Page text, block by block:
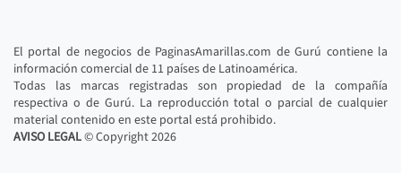
El portal de negocios de PaginasAmarillas.com de Gurú contiene la
información comercial de 11 países de Latinoamérica.
Todas las marcas registradas son propiedad de la compañía
respectiva o de Gurú. La reproducción total o parcial de cualquier
material contenido en este portal está prohibido.
AVISO LEGAL© Copyright2026